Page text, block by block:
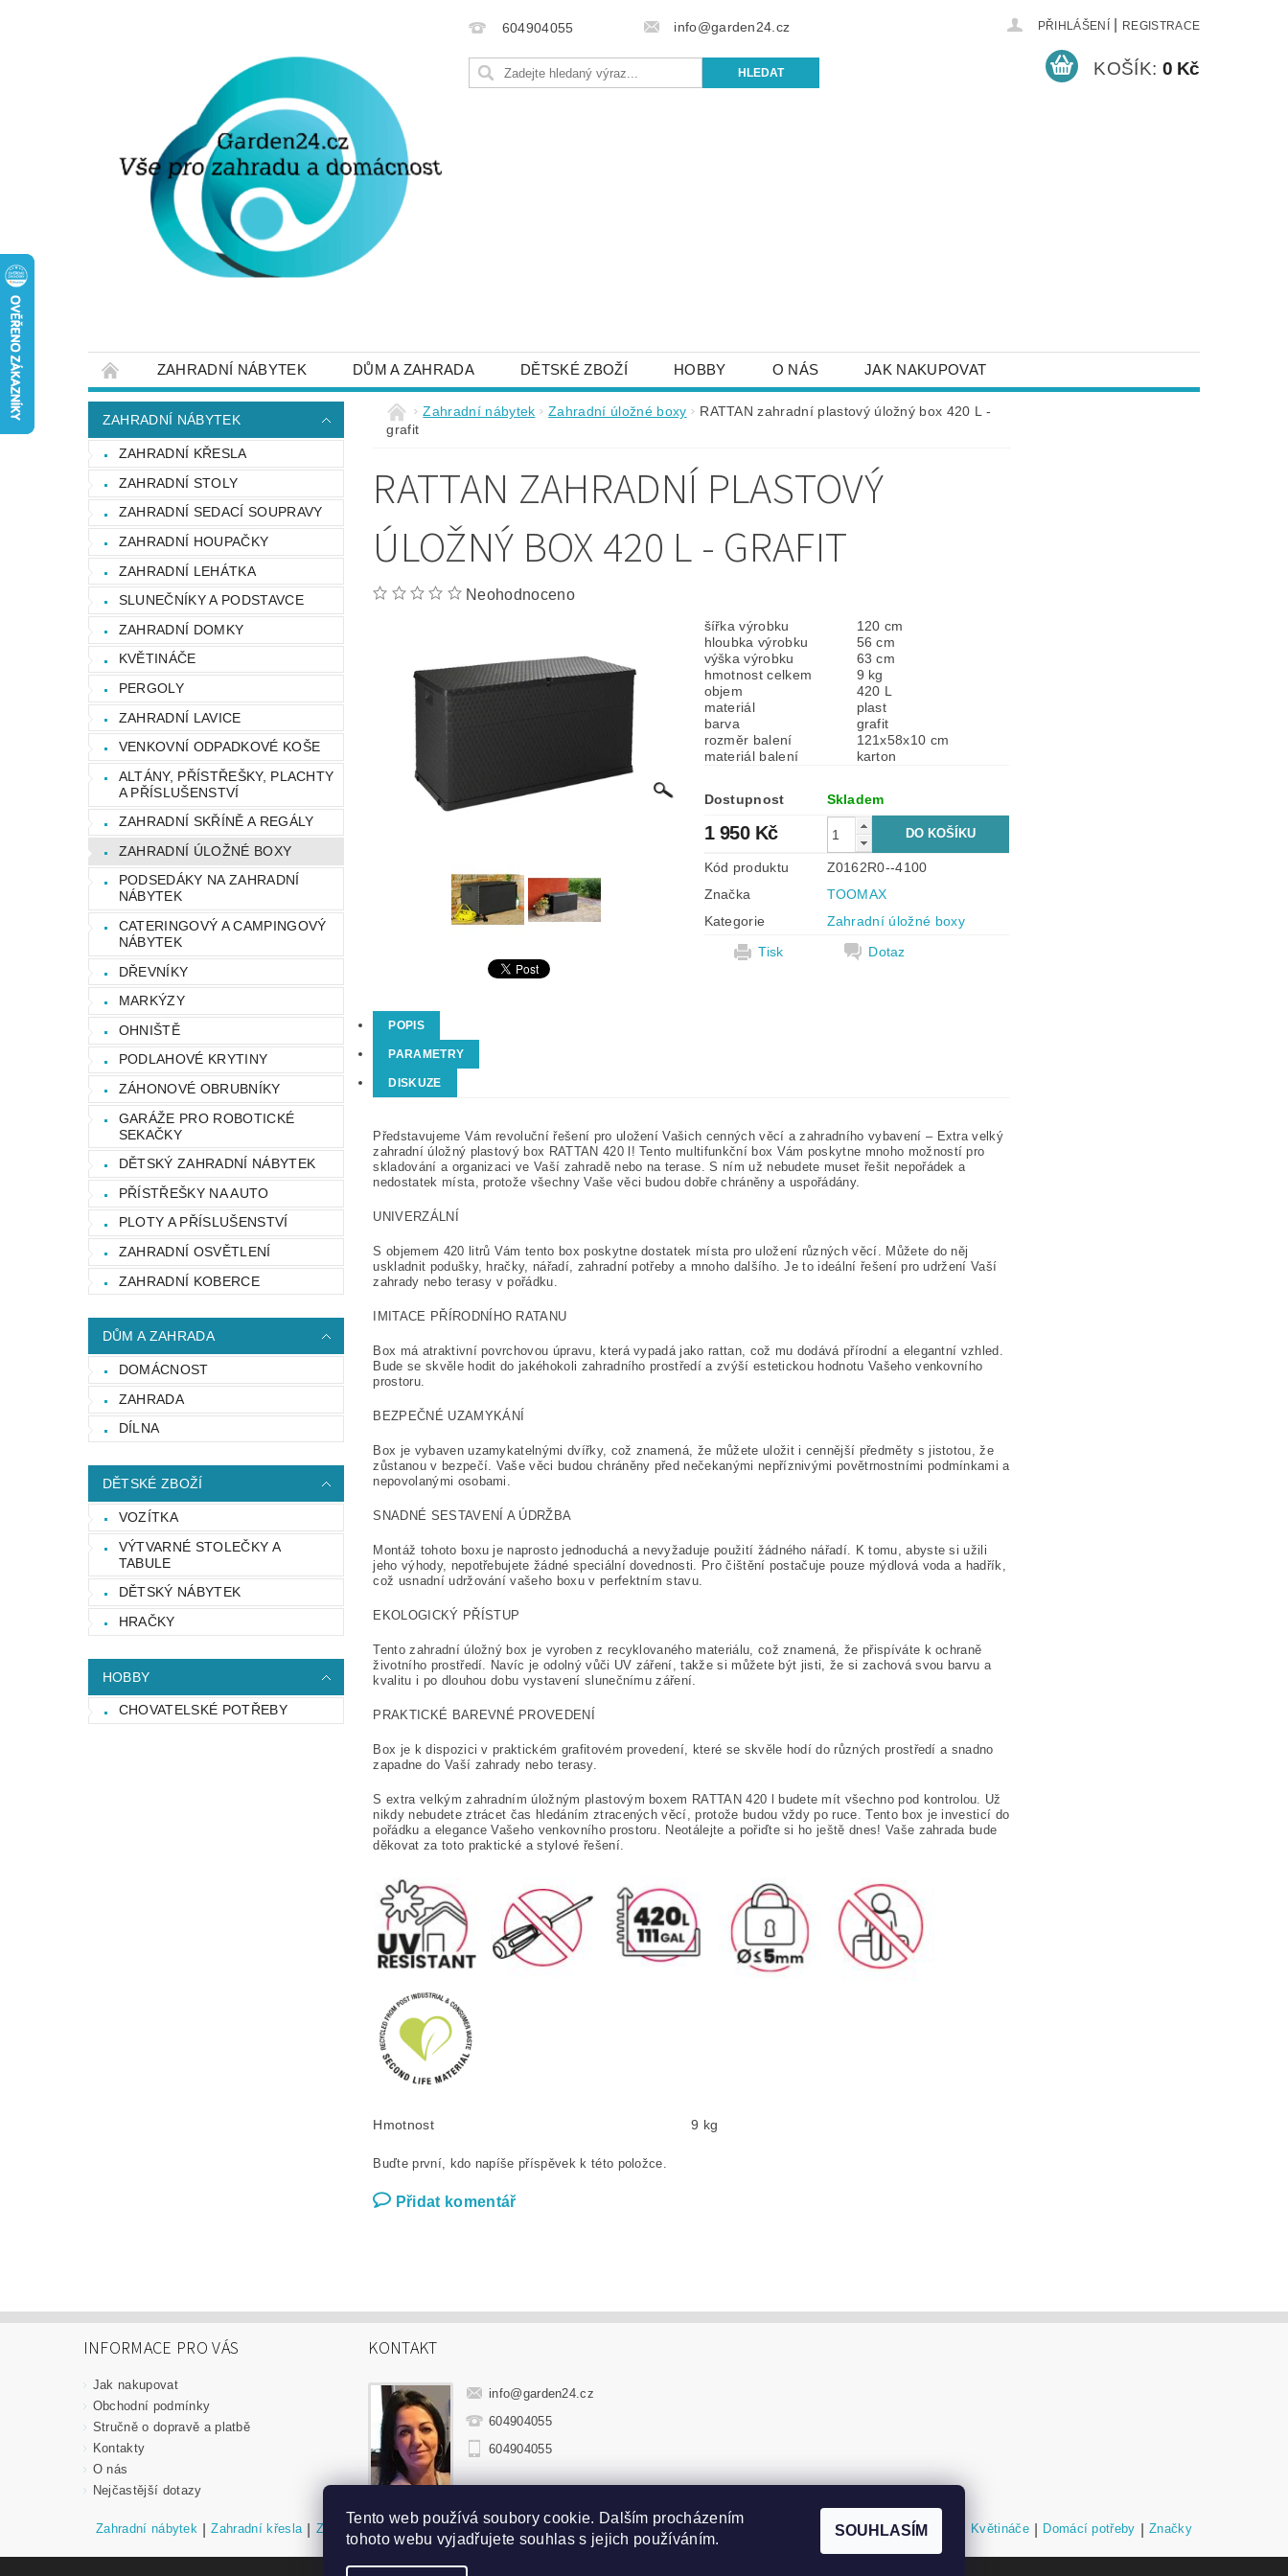
604904055 info@garden24.cz PŘIHLÁŠENÍ REGISTRACE
KOŠÍK: 0 Kč
ZAHRADNÍ NÁBYTEK DŮM A ZAHRADA DĚTSKÉ ZBOŽÍ HOBBY O NÁS JAK NAKUPOVAT
STRUČNĚ O DOPRAVĚ A PLATBĚ NAPIŠTE NÁM OBCHODNÍ PODMÍNKY KONTAKTY NEJČASTĚJŠÍ DOTAZY
OCHRANA OSOBNÍCH ÚDAJŮ
ZAHRADNÍ NÁBYTEK
ZAHRADNÍ KŘESLA
ZAHRADNÍ STOLY
ZAHRADNÍ SEDACÍ SOUPRAVY
ZAHRADNÍ HOUPAČKY
ZAHRADNÍ LEHÁTKA
SLUNEČNÍKY A PODSTAVCE
ZAHRADNÍ DOMKY
KVĚTINÁČE
PERGOLY
ZAHRADNÍ LAVICE
VENKOVNÍ ODPADKOVÉ KOŠE
ALTÁNY, PŘÍSTŘEŠKY, PLACHTY
A PŘÍSLUŠENSTVÍ
ZAHRADNÍ SKŘÍNĚ A REGÁLY
ZAHRADNÍ ÚLOŽNÉ BOXY
PODSEDÁKY NA ZAHRADNÍ
NÁBYTEK
CATERINGOVÝ A CAMPINGOVÝ
NÁBYTEK
DŘEVNÍKY
MARKÝZY
OHNIŠTĚ
PODLAHOVÉ KRYTINY
ZÁHONOVÉ OBRUBNÍKY
GARÁŽE PRO ROBOTICKÉ
SEKAČKY
DĚTSKÝ ZAHRADNÍ NÁBYTEK
PŘÍSTŘEŠKY NA AUTO
PLOTY A PŘÍSLUŠENSTVÍ
ZAHRADNÍ OSVĚTLENÍ
ZAHRADNÍ KOBERCE
DŮM A ZAHRADA
DOMÁCNOST
ZAHRADA
DÍLNA
DĚTSKÉ ZBOŽÍ
VOZÍTKA
VÝTVARNÉ STOLEČKY A
TABULE
DĚTSKÝ NÁBYTEK
HRAČKY
HOBBY
CHOVATELSKÉ POTŘEBY
Zahradní nábytek Zahradní úložné boxy
RATTAN zahradní plastový úložný box 420 L -
grafit
RATTAN ZAHRADNÍ PLASTOVÝ
ÚLOŽNÝ BOX 420 L - GRAFIT
Neohodnoceno
šířka výrobku
120 cm
hloubka výrobku
56 cm
výška výrobku
63 cm
hmotnost celkem
9 kg
objem
420 L
materiál
plast
barva
grafit
rozměr balení
121x58x10 cm
materiál balení
karton
Dostupnost Skladem
1 950 Kč
Kód produktu
Z0162R0--4100
Značka
TOOMAX
Kategorie
Zahradní úložné boxy
Tisk
Dotaz
POPIS
PARAMETRY
DISKUZE
Představujeme Vám revoluční řešení pro uložení Vašich cenných věcí a zahradního vybavení – Extra velký
zahradní úložný plastový box RATTAN 420 l! Tento multifunkční box Vám poskytne mnoho možností pro
skladování a organizaci ve Vaší zahradě nebo na terase. S ním už nebudete muset řešit nepořádek a
nedostatek místa, protože všechny Vaše věci budou dobře chráněny a uspořádány.
UNIVERZÁLNÍ
S objemem 420 litrů Vám tento box poskytne dostatek místa pro uložení různých věcí. Můžete do něj
uskladnit podušky, hračky, nářadí, zahradní potřeby a mnoho dalšího. Je to ideální řešení pro udržení Vaší
zahrady nebo terasy v pořádku.
IMITACE PŘÍRODNÍHO RATANU
Box má atraktivní povrchovou úpravu, která vypadá jako rattan, což mu dodává přírodní a elegantní vzhled.
Bude se skvěle hodit do jakéhokoli zahradního prostředí a zvýší estetickou hodnotu Vašeho venkovního
prostoru.
BEZPEČNÉ UZAMYKÁNÍ
Box je vybaven uzamykatelnými dvířky, což znamená, že můžete uložit i cennější předměty s jistotou, že
zůstanou v bezpečí. Vaše věci budou chráněny před nečekanými nepříznivými povětrnostními podmínkami a
nepovolanými osobami.
SNADNÉ SESTAVENÍ A ÚDRŽBA
Montáž tohoto boxu je naprosto jednoduchá a nevyžaduje použití žádného nářadí. K tomu, abyste si užili
jeho výhody, nepotřebujete žádné speciální dovednosti. Pro čištění postačuje pouze mýdlová voda a hadřík,
což usnadní udržování vašeho boxu v perfektním stavu.
EKOLOGICKÝ PŘÍSTUP
Tento zahradní úložný box je vyroben z recyklovaného materiálu, což znamená, že přispíváte k ochraně
životního prostředí. Navíc je odolný vůči UV záření, takže si můžete být jisti, že si zachová svou barvu a
kvalitu i po dlouhou dobu vystavení slunečnímu záření.
PRAKTICKÉ BAREVNÉ PROVEDENÍ
Box je k dispozici v praktickém grafitovém provedení, které se skvěle hodí do různých prostředí a snadno
zapadne do Vaší zahrady nebo terasy.
S extra velkým zahradním úložným plastovým boxem RATTAN 420 l budete mít všechno pod kontrolou. Už
nikdy nebudete ztrácet čas hledáním ztracených věcí, protože budou vždy po ruce. Tento box je investicí do
pořádku a elegance Vašeho venkovního prostoru. Neotálejte a pořiďte si ho ještě dnes! Vaše zahrada bude
děkovat za toto praktické a stylové řešení.
Hmotnost 9 kg
Buďte první, kdo napíše příspěvek k této položce.
Přidat komentář
INFORMACE PRO VÁS
Jak nakupovat
Obchodní podmínky
Stručně o dopravě a platbě
Kontakty
O nás
Nejčastější dotazy
KONTAKT
info@garden24.cz
604904055
604904055
Zahradní nábytek Zahradní křesla Zahradní stoly Zahradní sedací soupravy Zahradní houpačky | Zahradní lehátka Slunečníky a podstavce Květináče Domácí potřeby Značky
Tento web používá soubory cookie. Dalším procházením
tohoto webu vyjadřujete souhlas s jejich používáním.
SOUHLASÍM